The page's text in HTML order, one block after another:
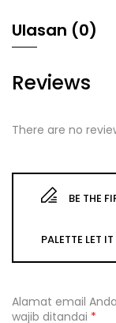
Ulasan (0)
Reviews
There are no
BE THE
PALETTE LET
Alamat email
wajib ditandai *